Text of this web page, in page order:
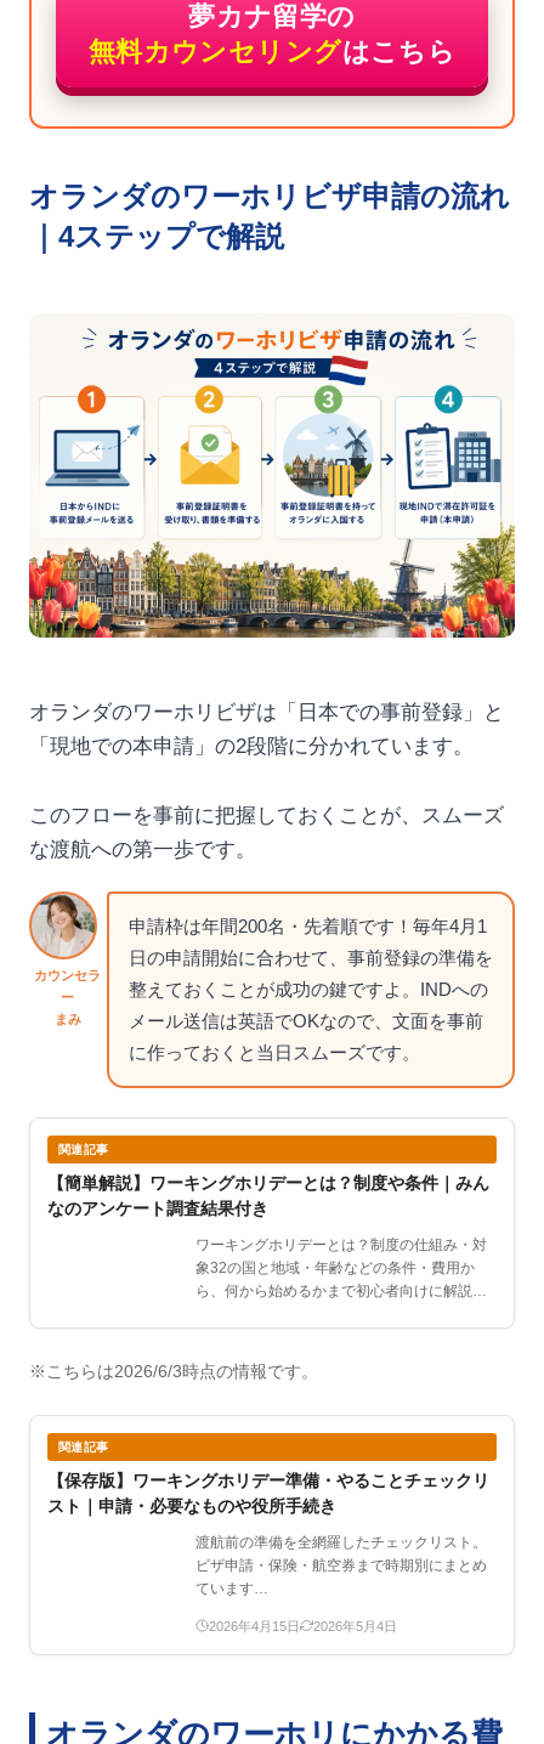
夢カナ留学の
無料カウンセリングはこちら
オランダのワーホリビザ申請の流れ
｜4ステップで解説
オランダのワーホリビザは「日本での事前登録」と
「現地での本申請」の2段階に分かれています。
このフローを事前に把握しておくことが、スムーズ
な渡航への第一歩です。
カウンセラ
ー
まみ
申請枠は年間200名・先着順です！毎年4月1
日の申請開始に合わせて、事前登録の準備を
整えておくことが成功の鍵ですよ。INDへの
メール送信は英語でOKなので、文面を事前
に作っておくと当日スムーズです。
関連記事
【簡単解説】ワーキングホリデーとは？制度や条件｜みん
なのアンケート調査結果付き
ワーキングホリデーとは？制度の仕組み・対
象32の国と地域・年齢などの条件・費用か
ら、何から始めるかまで初心者向けに解説。
※こちらは2026/6/3時点の情報です。
関連記事
【保存版】ワーキングホリデー準備・やることチェックリ
スト｜申請・必要なものや役所手続き
渡航前の準備を全網羅したチェックリスト。
ビザ申請・保険・航空券まで時期別にまとめ
ています…
2026年4月15日 2026年5月4日
オランダのワーホリにかかる費